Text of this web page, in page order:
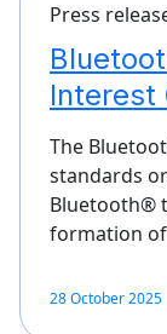
Press
Interest
The
standards
Bluetooth®
formation
28 October 2025